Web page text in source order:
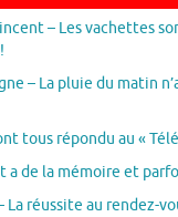
– Les vachettes
– La pluie du matin
tous répondu au «
a de la mémoire et
La réussite au rendez-